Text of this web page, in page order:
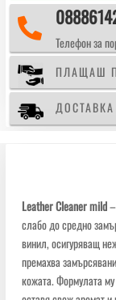
почистване
изкуствена
и
естествена
кожа

Телефон за
ПЛАЩАШ
ДОСТАВКА
Leather Cleaner mild
слабо до средно
винил, осигуряващ
премахва
кожата. Формулата му